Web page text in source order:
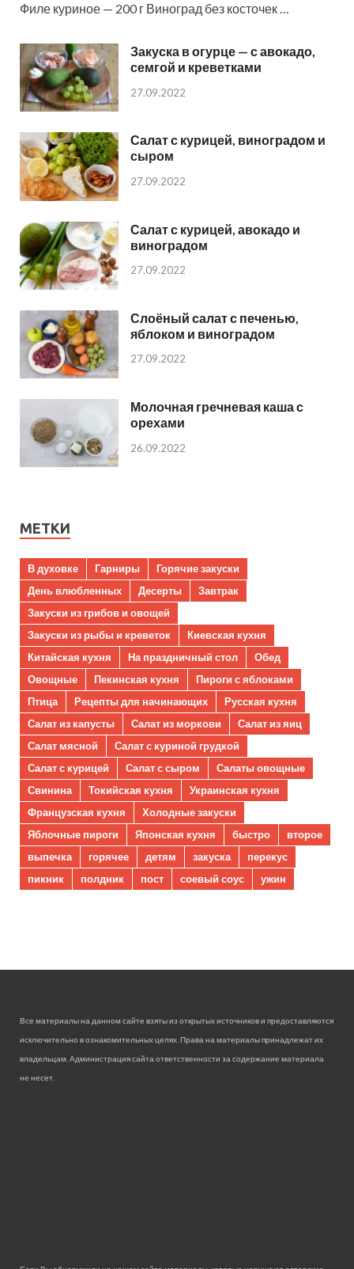
Филе куриное — 200 г Виноград без косточек …
Закуска в огурце — с авокадо,
семгой и креветками
27.09.2022
Салат с курицей, виноградом и
сыром
27.09.2022
Салат с курицей, авокадо и
виноградом
27.09.2022
Слоёный салат с печенью,
яблоком и виноградом
27.09.2022
Молочная гречневая каша с
орехами
26.09.2022
МЕТКИ
В духовке Гарниры
Горячие закуски
День влюбленных
Десерты
Завтрак
Закуски из грибов и овощей
Закуски из рыбы и креветок
Киевская кухня
Китайская кухня
На праздничный стол
Обед
Овощные
Пекинская кухня
Пироги с яблоками
Птица
Рецепты для начинающих
Русская кухня
Салат из капусты
Салат из моркови
Салат из яиц
Салат мясной
Салат с куриной грудкой
Салат с курицей
Салат с сыром
Салаты овощные
Свинина
Токийская кухня
Украинская кухня
Французская кухня
Холодные закуски
Яблочные пироги
Японская кухня быстро
второе
выпечка
горячее детям закуска
перекус
пикник
полдник пост соевый соус ужин
Все материалы на данном сайте взяты из открытых источников и предоставляются
исключительно в ознакомительных целях. Права на материалы принадлежат их
владельцам. Администрация сайта ответственности за содержание материала
не несет.